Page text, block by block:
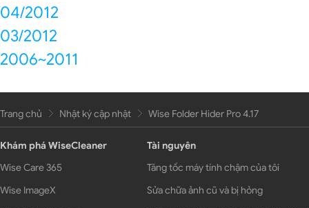
04/2012
03/2012
2006~2011
Trang chủ Nhật ký cập nhật Wise Folder Hider Pro 4.17
Khám phá WiseCleaner
Wise Care 365
Wise ImageX
Tài nguyên
Tăng tốc máy tính chậm của tôi
Sửa chữa ảnh cũ và bị hỏng